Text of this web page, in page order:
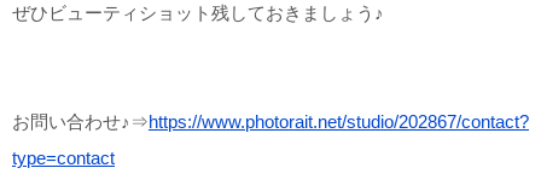
ぜひビューティショット残しておきましょう♪
お問い合わせ♪⇒https://www.photorait.net/studio/202867/contact?
type=contact